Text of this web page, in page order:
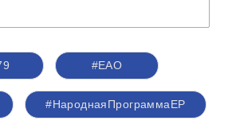
#ЕАО
#НароднаяПрограммаЕР